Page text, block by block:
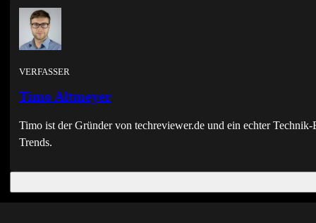
VERFASSER
Timo Altmeyer
Timo ist der Gründer von techreviewer.de und ein echter
Trends.